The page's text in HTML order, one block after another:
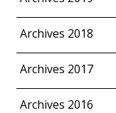
Archives 2018
Archives 2017
Archives 2016